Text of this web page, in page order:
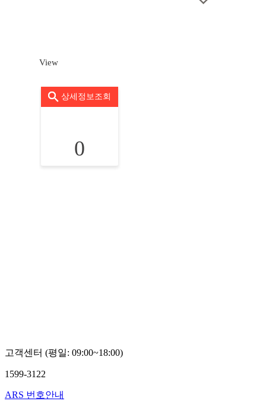
View
상세정보조회
0
고객센터 (평일: 09:00~18:00)
1599-3122
ARS 번호안내